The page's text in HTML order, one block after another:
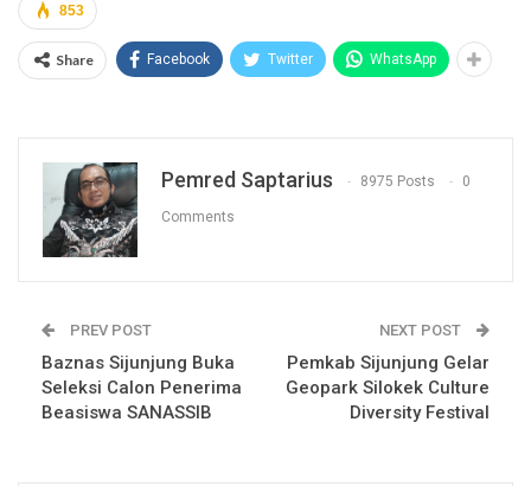
853
Share Facebook Twitter WhatsApp
Pemred Saptarius 8975 Posts 0
Comments
PREV POST
Baznas Sijunjung Buka
Seleksi Calon Penerima
Beasiswa SANASSIB
NEXT POST
Pemkab Sijunjung Gelar
Geopark Silokek Culture
Diversity Festival